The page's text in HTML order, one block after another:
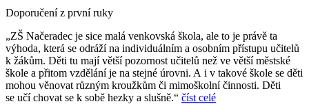
Doporučení z první ruky
„ZŠ Načeradec je sice malá venkovská škola, ale to je právě ta
výhoda, která se odráží na individuálním a osobním přístupu učitelů
k žákům. Děti tu mají větší pozornost učitelů než ve větší městské
škole a přitom vzdělání je na stejné úrovni. A i v takové škole se děti
mohou věnovat různým kroužkům či mimoškolní činnosti. Děti
se učí chovat se k sobě hezky a slušně.“ číst celé